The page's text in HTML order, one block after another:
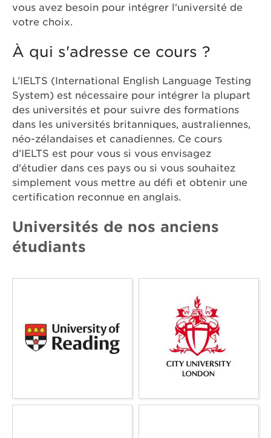
vous avez besoin pour intégrer l'université de
votre choix.
À qui s'adresse ce cours ?
L’IELTS (International English Language Testing
System) est nécessaire pour intégrer la plupart
des universités et pour suivre des formations
dans les universités britanniques, australiennes,
néo-zélandaises et canadiennes. Ce cours
d’IELTS est pour vous si vous envisagez
d'étudier dans ces pays ou si vous souhaitez
simplement vous mettre au défi et obtenir une
certification reconnue en anglais.
Universités de nos anciens
étudiants